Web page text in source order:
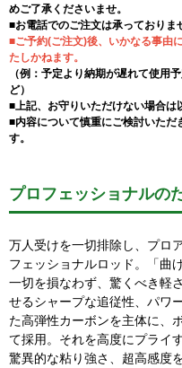
めご了承くださいませ。
■お電話でのご注文は承っておりま
■ご予約(ご注文)後、いかなる事由
たしかねます。
（例：予定より納期が遅れて使用
ど）
■上記、お守りいただけない場合は
■内容について慎重にご検討いただ
す。
プロフェッショナルの
万人受けを一切排除し、プロ
フェッショナルロッド。「曲
一切を損なわず、驚くべき軽
せるシャープな追従性、パワ
た高弾性カーボンを主体に、
て採用。それを高度にプライ
驚異的な粘り強さ、超高感度